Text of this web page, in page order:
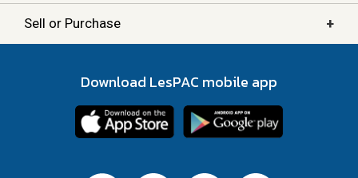
Sell or Purchase +
Download LesPAC mobile app